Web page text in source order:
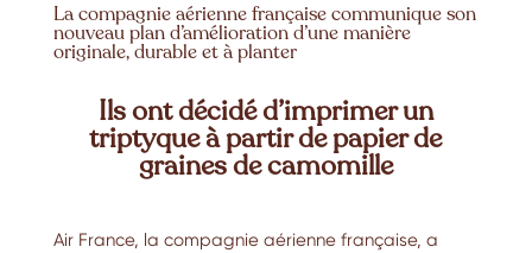
La compagnie aérienne française communique son
nouveau plan d’amélioration d’une manière
originale, durable et à planter
Ils ont décidé d’imprimer un
triptyque à partir de papier de
graines de camomille
Air France, la compagnie aérienne française, a